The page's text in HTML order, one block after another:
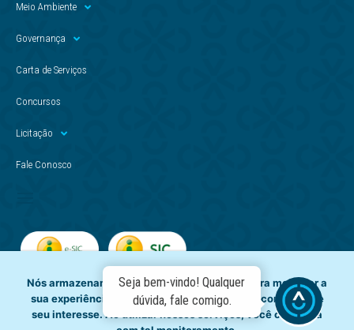
Meio Ambiente
Governança
Carta de Serviços
Concursos
Licitação
Fale Conosco
Nós armazenamos dados temporariamente para melhorar a
sua experiência de navegação e recomendar conteúdo de
seu interesse. Ao utilizar nossos serviços, você concorda
Seja bem-vindo! Qualquer
dúvida, fale comigo.